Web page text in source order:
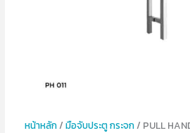
หน้าหลัก/ มือจับประตู กระจก/ PULL